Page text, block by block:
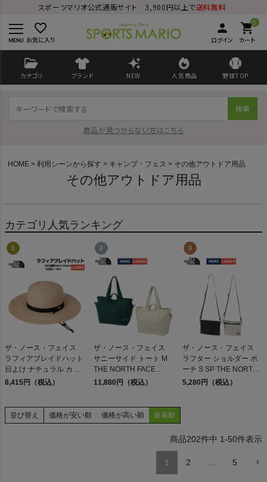
スポーツマリオ公式通販サイト 3,900円以上で送料無料
favorite_border
お気に入り
person
ログイン
0
shopping_cart
カート
カテゴリ ブランド NEW 人気商品 野球TOP
検索
商品が見つからない方はこちら
検索
商品が見つからない方はこちら
HOME 利用シーンから探す キャンプ・フェス その他アウトドア用品
その他アウトドア用品
カテゴリ人気ランキング
ザ・ノース・フェイス
ラフィアブレイドハット
日よけ ナチュラル カジ
ュアル 帽子 コンパクト
8,415円（税込）
ザ・ノース・フェイス
サニーサイド トート M
THE NORTH FACE
SUNNY SIDE TOTE HG
11,880円（税込）
ザ・ノース・フェイス
ラフター ショルダー ポ
ーチ S SP THE NORTH
FACE RAFTER
5,280円（税込）
並び替え 価格が安い順 価格が高い順 新着順
202件中 1-50件表示
1 2 … 5